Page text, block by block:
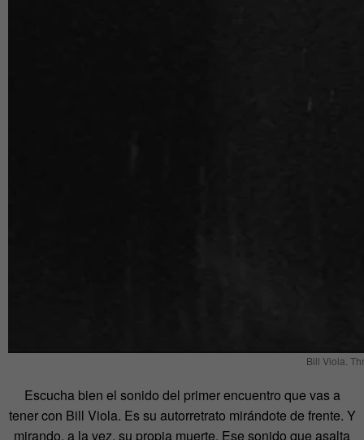
Bill Viola.
Escucha bien el sonido del primer encuentro que vas a
tener con Bill Viola. Es su autorretrato mirándote de frente. Y
mirando, a la vez, su propia muerte. Ese sonido que asalta